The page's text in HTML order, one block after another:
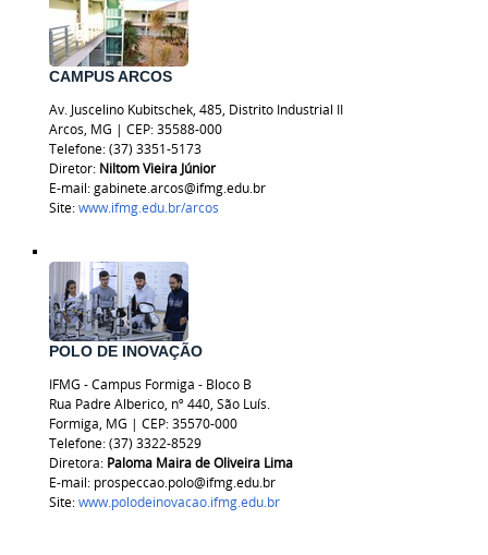
CAMPUS ARCOS
Av. Juscelino Kubitschek, 485, Distrito Industrial II
Arcos, MG | CEP: 35588-000
Telefone: (37) 3351-5173
Diretor: Niltom Vieira Júnior
E-mail: gabinete.arcos@ifmg.edu.br
Site:www.ifmg.edu.br/arcos
POLO DE INOVAÇÃO
IFMG - Campus Formiga - Bloco B
Rua Padre Alberico, nº 440, São Luís.
Formiga, MG | CEP: 35570-000
Telefone: (37) 3322-8529
Diretora: Paloma Maira de Oliveira Lima
E-mail: prospeccao.polo@ifmg.edu.br
Site:www.polodeinovacao.ifmg.edu.br